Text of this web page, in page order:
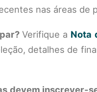
nas áreas
Verifique a Nota
detalhes de
devem inscrever-